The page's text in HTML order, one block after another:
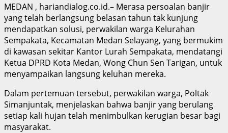
MEDAN , hariandialog.co.id.– Merasa persoalan banjir
yang telah berlangsung belasan tahun tak kunjung
mendapatkan solusi, perwakilan warga Kelurahan
Sempakata, Kecamatan Medan Selayang, yang bermukim
di kawasan sekitar Kantor Lurah Sempakata, mendatangi
Ketua DPRD Kota Medan, Wong Chun Sen Tarigan, untuk
menyampaikan langsung keluhan mereka.
Dalam pertemuan tersebut, perwakilan warga, Poltak
Simanjuntak, menjelaskan bahwa banjir yang berulang
setiap kali hujan telah menimbulkan kerugian besar bagi
masyarakat.